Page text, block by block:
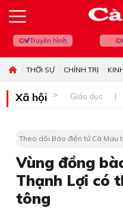
Truyền hình
THỜI SỰ CHÍNH TRỊ
Xã hội Giáo dục
Theo dõi Báo điện tử Cà Mau
Vùng đồng
Thạnh Lợi có
tông